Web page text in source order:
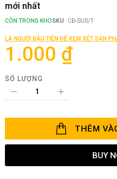
phần
đầu
của
thư
viện
hình
mới nhất
CÒN TRONG KHOSKU CĐ-SUS/T
LÀ NGƯỜI ĐẦU TIÊN ĐỂ XEM XÉT SẢN
1.000 ₫
SỐ LƯỢNG
THÊM
BUY